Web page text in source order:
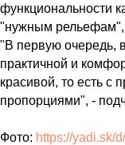
функциональности
"нужным рельефам",
"В первую очередь,
практичной и
красивой, то есть с
пропорциями", -
Фото: https://yadi.sk/